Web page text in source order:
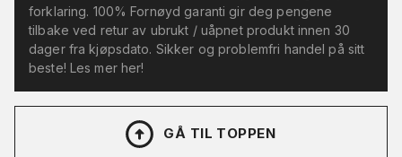
forklaring. 100% Fornøyd garanti gir deg pengene
tilbake ved retur av ubrukt / uåpnet produkt innen 30
dager fra kjøpsdato. Sikker og problemfri handel på sitt
beste! Les mer her!
GÅ TIL TOPPEN